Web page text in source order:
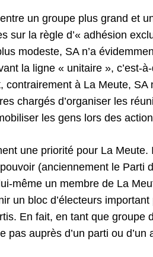
un groupe plus grand et
sur la règle d’« adhésion
modeste, SA n’a
la ligne « unitaire », c’est-
à La Meute, SA
chargés d’organiser les
les gens lors des
une priorité pour La Meute.
(anciennement le Parti
même un membre de La
un bloc d’électeurs
En fait, en tant que groupe
pas auprès d’un parti ou d’un